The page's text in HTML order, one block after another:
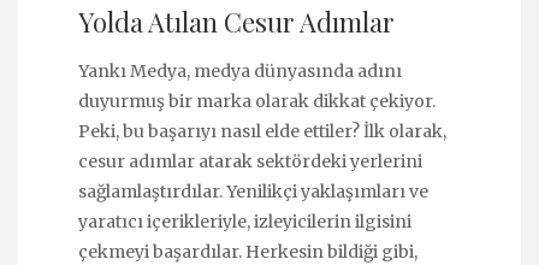
Yolda Atılan Cesur Adımlar
Yankı Medya, medya dünyasında adını
duyurmuş bir marka olarak dikkat çekiyor.
Peki, bu başarıyı nasıl elde ettiler? İlk olarak,
cesur adımlar atarak sektördeki yerlerini
sağlamlaştırdılar. Yenilikçi yaklaşımları ve
yaratıcı içerikleriyle, izleyicilerin ilgisini
çekmeyi başardılar. Herkesin bildiği gibi,